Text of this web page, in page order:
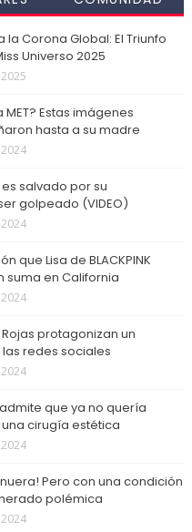
la Corona Global: El Triunfo
Universo 2025
Estas imágenes
hasta a su madre
salvado por su
golpeado (VIDEO)
que Lisa de BLACKPINK
suma en California
protagonizan un
redes sociales
que ya no quería
cirugía estética
Pero con una condición
polémica